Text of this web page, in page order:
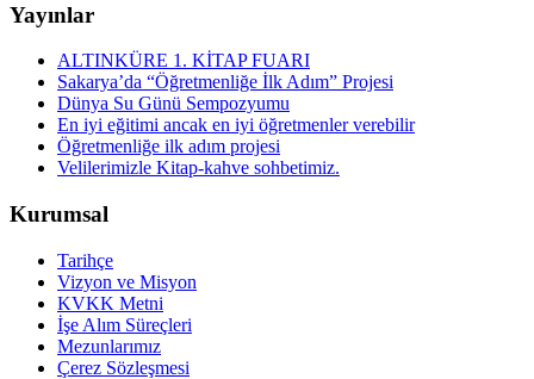
Yayınlar
ALTINKÜRE 1. KİTAP FUARI
Sakarya’da “Öğretmenliğe İlk Adım” Projesi
Dünya Su Günü Sempozyumu
En iyi eğitimi ancak en iyi öğretmenler verebilir
Öğretmenliğe ilk adım projesi
Velilerimizle Kitap-kahve sohbetimiz.
Kurumsal
Tarihçe
Vizyon ve Misyon
KVKK Metni
İşe Alım Süreçleri
Mezunlarımız
Çerez Sözleşmesi